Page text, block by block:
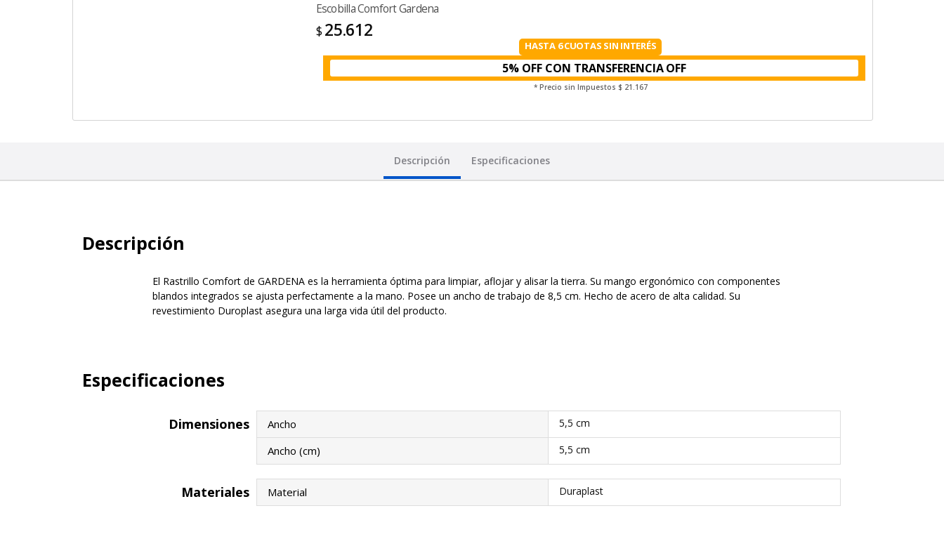
Escobilla Comfort Gardena
$ 25.612
HASTA 6 CUOTAS SIN INTERÉS
5% OFF CON TRANSFERENCIA
* Precio sin Impuestos $ 21.167
Descripción Especificaciones
Descripción
El Rastrillo Comfort de GARDENA es la herramienta óptima para limpiar, aflojar y alisar la tierra. Su mango ergonómico con componentes
blandos integrados se ajusta perfectamente a la mano. Posee un ancho de trabajo de 8,5 cm. Hecho de acero de alta calidad. Su
revestimiento Duroplast asegura una larga vida útil del producto.
Especificaciones
Dimensiones Ancho 5,5 cm
Ancho (cm) 5,5 cm
Materiales Material Duraplast